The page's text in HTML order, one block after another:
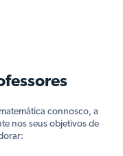
connosco, a
nos seus objetivos de